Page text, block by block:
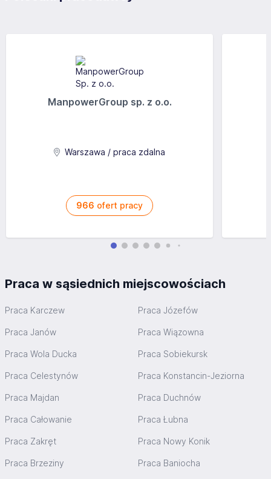
ManpowerGroup sp. z o.o.
Warszawa / praca zdalna
966 ofert pracy
Praca w sąsiednich miejscowościach
Praca Karczew Praca Józefów
Praca Janów Praca Wiązowna
Praca Wola Ducka Praca Sobiekursk
Praca Celestynów Praca Konstancin-Jeziorna
Praca Majdan Praca Duchnów
Praca Całowanie Praca Łubna
Praca Zakręt Praca Nowy Konik
Praca Brzeziny Praca Baniocha